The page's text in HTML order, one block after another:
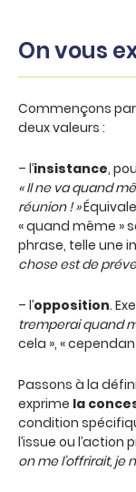
On vous
Commençons
deux valeurs :
– l’insistance,
« Il ne va quand
réunion ! »
« quand même »
phrase, telle une
chose est de
– l’opposition.
tremperai quand
cela », «
Passons à la
exprime la
condition
l’issue ou l’action
on me l’offrirait, je